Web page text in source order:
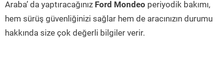
Araba’ da yaptıracağınız Ford Mondeo periyodik bakımı,
hem sürüş güvenliğinizi sağlar hem de aracınızın durumu
hakkında size çok değerli bilgiler verir.